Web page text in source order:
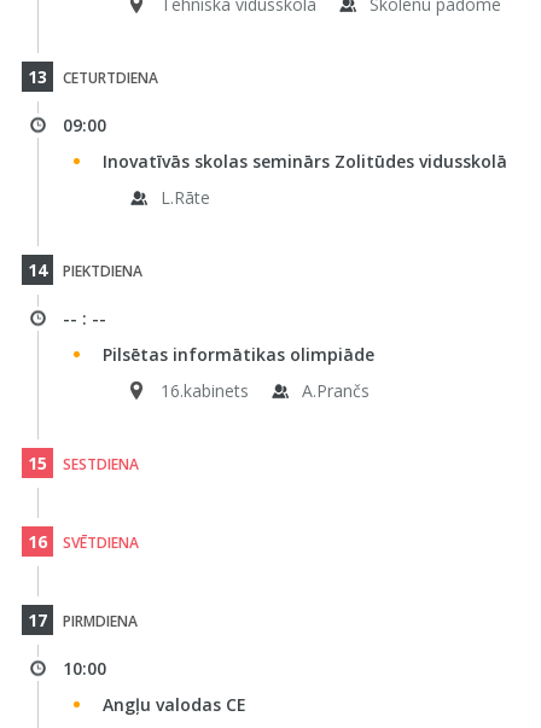
13 CETURTDIENA
09:00
Inovatīvās skolas seminārs Zolitūdes vidusskolā
L.Rāte
14 PIEKTDIENA
-- : --
Pilsētas informātikas olimpiāde
16.kabinets
A.Prančs
15 SESTDIENA
16 SVĒTDIENA
17 PIRMDIENA
10:00
Angļu valodas CE